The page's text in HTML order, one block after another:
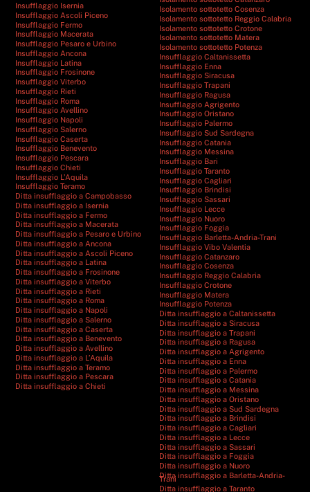
Insufflaggio Isernia
Insufflaggio Ascoli Piceno
Insufflaggio Fermo
Insufflaggio Macerata
Insufflaggio Pesaro e Urbino
Insufflaggio Ancona
Insufflaggio Latina
Insufflaggio Frosinone
Insufflaggio Viterbo
Insufflaggio Rieti
Insufflaggio Roma
Insufflaggio Avellino
Insufflaggio Napoli
Insufflaggio Salerno
Insufflaggio Caserta
Insufflaggio Benevento
Insufflaggio Pescara
Insufflaggio Chieti
Insufflaggio L’Aquila
Insufflaggio Teramo
Ditta insufflaggio a Campobasso
Ditta insufflaggio a Isernia
Ditta insufflaggio a Fermo
Ditta insufflaggio a Macerata
Ditta insufflaggio a Pesaro e Urbino
Ditta insufflaggio a Ancona
Ditta insufflaggio a Ascoli Piceno
Ditta insufflaggio a Latina
Ditta insufflaggio a Frosinone
Ditta insufflaggio a Viterbo
Ditta insufflaggio a Rieti
Ditta insufflaggio a Roma
Ditta insufflaggio a Napoli
Ditta insufflaggio a Salerno
Ditta insufflaggio a Caserta
Ditta insufflaggio a Benevento
Ditta insufflaggio a Avellino
Ditta insufflaggio a L’Aquila
Ditta insufflaggio a Teramo
Ditta insufflaggio a Pescara
Ditta insufflaggio a Chieti
Isolamento sottotetto Cosenza
Isolamento sottotetto Reggio Calabria
Isolamento sottotetto Crotone
Isolamento sottotetto Matera
Isolamento sottotetto Potenza
Insufflaggio Caltanissetta
Insufflaggio Enna
Insufflaggio Siracusa
Insufflaggio Trapani
Insufflaggio Ragusa
Insufflaggio Agrigento
Insufflaggio Oristano
Insufflaggio Palermo
Insufflaggio Sud Sardegna
Insufflaggio Catania
Insufflaggio Messina
Insufflaggio Bari
Insufflaggio Taranto
Insufflaggio Cagliari
Insufflaggio Brindisi
Insufflaggio Sassari
Insufflaggio Lecce
Insufflaggio Nuoro
Insufflaggio Foggia
Insufflaggio Barletta-Andria-Trani
Insufflaggio Vibo Valentia
Insufflaggio Catanzaro
Insufflaggio Cosenza
Insufflaggio Reggio Calabria
Insufflaggio Crotone
Insufflaggio Matera
Insufflaggio Potenza
Ditta insufflaggio a Caltanissetta
Ditta insufflaggio a Siracusa
Ditta insufflaggio a Trapani
Ditta insufflaggio a Ragusa
Ditta insufflaggio a Agrigento
Ditta insufflaggio a Enna
Ditta insufflaggio a Palermo
Ditta insufflaggio a Catania
Ditta insufflaggio a Messina
Ditta insufflaggio a Oristano
Ditta insufflaggio a Sud Sardegna
Ditta insufflaggio a Brindisi
Ditta insufflaggio a Cagliari
Ditta insufflaggio a Lecce
Ditta insufflaggio a Sassari
Ditta insufflaggio a Foggia
Ditta insufflaggio a Nuoro
Ditta insufflaggio a Barletta-Andria-
Trani
Ditta insufflaggio a Taranto